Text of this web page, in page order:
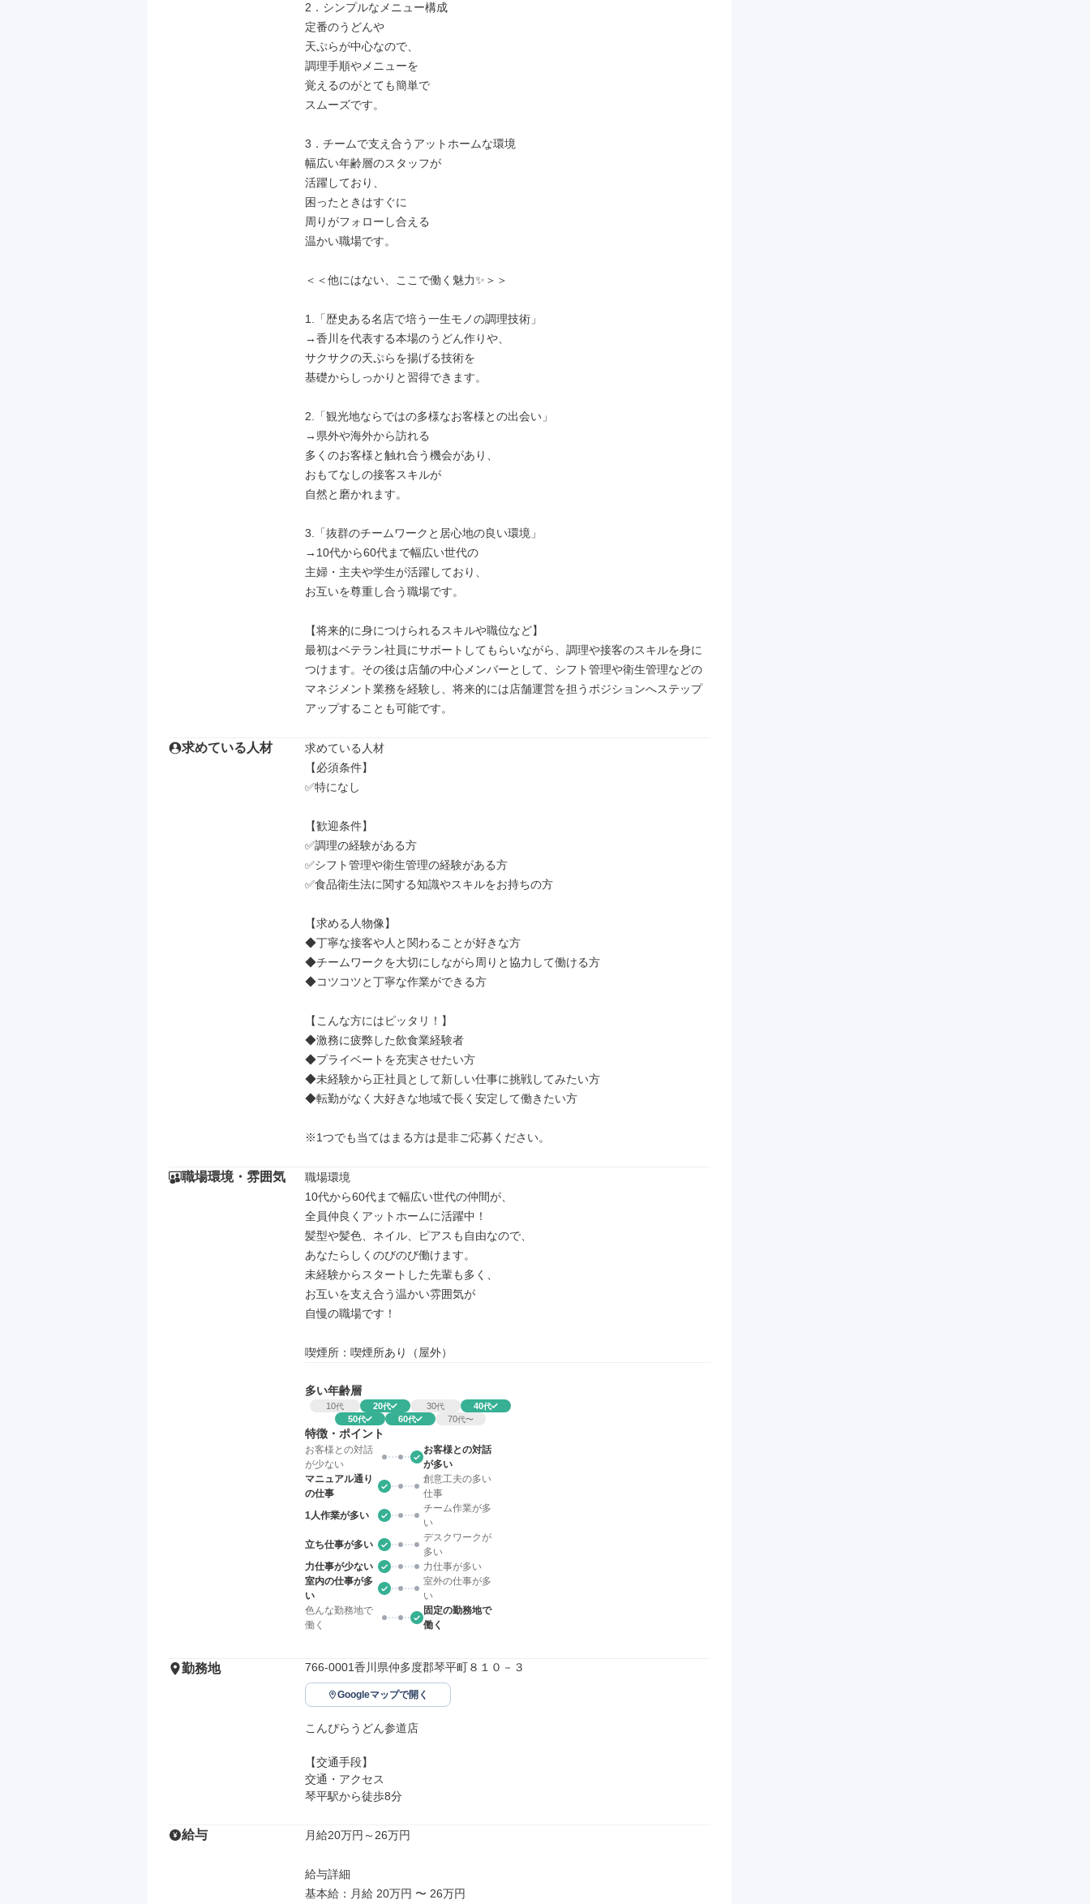
2．シンプルなメニュー構成
定番のうどんや
天ぷらが中心なので、
調理手順やメニューを
覚えるのがとても簡単で
スムーズです。
3．チームで支え合うアットホームな環境
幅広い年齢層のスタッフが
活躍しており、
困ったときはすぐに
周りがフォローし合える
温かい職場です。
＜＜他にはない、ここで働く魅力✨＞＞
1.「歴史ある名店で培う一生モノの調理技術」
→香川を代表する本場のうどん作りや、
サクサクの天ぷらを揚げる技術を
基礎からしっかりと習得できます。
2.「観光地ならではの多様なお客様との出会い」
→県外や海外から訪れる
多くのお客様と触れ合う機会があり、
おもてなしの接客スキルが
自然と磨かれます。
3.「抜群のチームワークと居心地の良い環境」
→10代から60代まで幅広い世代の
主婦・主夫や学生が活躍しており、
お互いを尊重し合う職場です。
【将来的に身につけられるスキルや職位など】
最初はベテラン社員にサポートしてもらいながら、調理や接客のスキルを身に
つけます。その後は店舗の中心メンバーとして、シフト管理や衛生管理などの
マネジメント業務を経験し、将来的には店舗運営を担うポジションへステップ
アップすることも可能です。
求めている人材
求めている人材
【必須条件】
✅特になし
【歓迎条件】
✅調理の経験がある方
✅シフト管理や衛生管理の経験がある方
✅食品衛生法に関する知識やスキルをお持ちの方
【求める人物像】
◆丁寧な接客や人と関わることが好きな方
◆チームワークを大切にしながら周りと協力して働ける方
◆コツコツと丁寧な作業ができる方
【こんな方にはピッタリ！】
◆激務に疲弊した飲食業経験者
◆プライベートを充実させたい方
◆未経験から正社員として新しい仕事に挑戦してみたい方
◆転勤がなく大好きな地域で長く安定して働きたい方
※1つでも当てはまる方は是非ご応募ください。
職場環境・雰囲気
職場環境
10代から60代まで幅広い世代の仲間が、
全員仲良くアットホームに活躍中！
髪型や髪色、ネイル、ピアスも自由なので、
あなたらしくのびのび働けます。
未経験からスタートした先輩も多く、
お互いを支え合う温かい雰囲気が
自慢の職場です！
喫煙所：喫煙所あり（屋外）
多い年齢層
10代 20代 30代 40代
50代 60代 70代〜
特徴・ポイント
お客様との対話
が少ない
お客様との対話
が多い
マニュアル通り
の仕事
創意工夫の多い
仕事
1人作業が多い
チーム作業が多
い
立ち仕事が多い
デスクワークが
多い
力仕事が少ない
力仕事が多い
室内の仕事が多
い
室外の仕事が多
い
色んな勤務地で
働く
固定の勤務地で
働く
勤務地 766-0001香川県仲多度郡琴平町８１０－３
Googleマップで開く
こんぴらうどん参道店
【交通手段】
交通・アクセス
琴平駅から徒歩8分
給与 月給20万円～26万円
給与詳細
基本給：月給 20万円 〜 26万円